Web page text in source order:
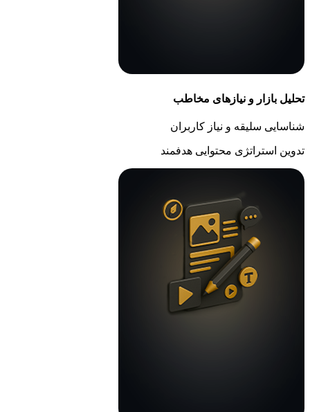
تحلیل بازار و نیازهای مخاطب
شناسایی سلیقه و نیاز کاربران
تدوین استراتژی محتوایی هدفمند